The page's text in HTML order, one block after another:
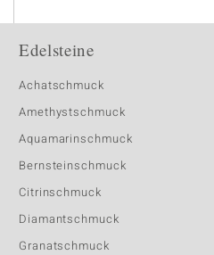
Edelsteine
Achatschmuck
Amethystschmuck
Aquamarinschmuck
Bernsteinschmuck
Citrinschmuck
Diamantschmuck
Granatschmuck